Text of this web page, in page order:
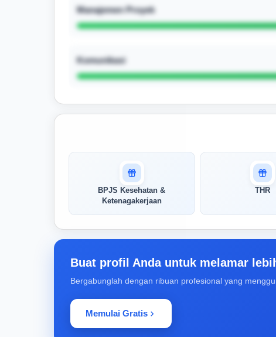
Manajemen Proyek
Komunikasi
pertandingan AI Anda
AI kami menganalisis profil Anda dan
menunjukkan seberapa cocok keahlian
Anda dengan peran ini
Saya
BPJS Kesehatan &
Ketenagakerjaan
THR
Buat profil Anda untuk melamar
Bergabunglah dengan ribuan profesional yang
Memulai Gratis